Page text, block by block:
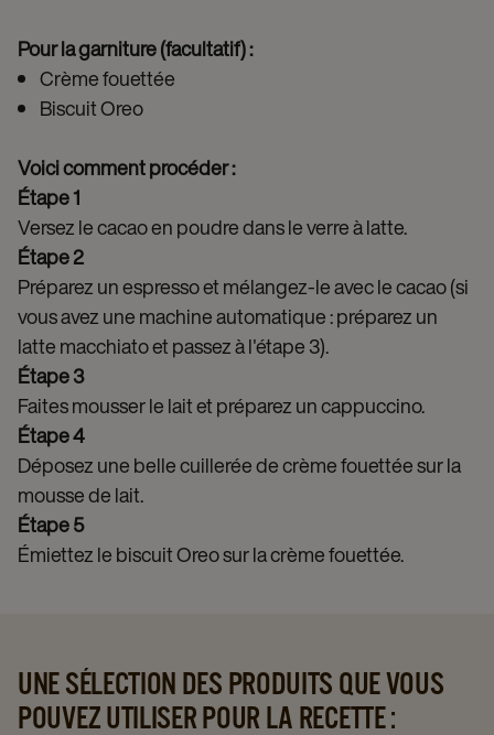
Pour la garniture (facultatif) :
Crème fouettée
Biscuit Oreo
Voici comment procéder :
Étape 1
Versez le cacao en poudre dans le verre à latte.
Étape 2
Préparez un espresso et mélangez-le avec le cacao (si
vous avez une machine automatique : préparez un
latte macchiato et passez à l'étape 3).
Étape 3
Faites mousser le lait et préparez un cappuccino.
Étape 4
Déposez une belle cuillerée de crème fouettée sur la
mousse de lait.
Étape 5
Émiettez le biscuit Oreo sur la crème fouettée.
UNE SÉLECTION DES PRODUITS QUE VOUS
POUVEZ UTILISER POUR LA RECETTE :